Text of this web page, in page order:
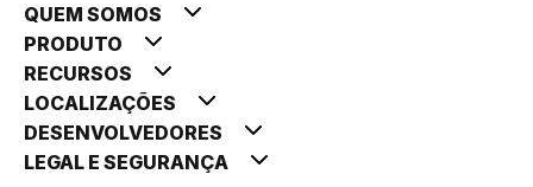
QUEM SOMOS
PRODUTO
RECURSOS
LOCALIZAÇÕES
DESENVOLVEDORES
LEGAL E SEGURANÇA